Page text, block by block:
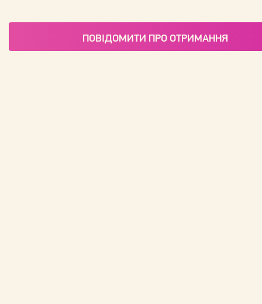
ПОВІДОМИТИ ПРО ОТРИМАННЯ